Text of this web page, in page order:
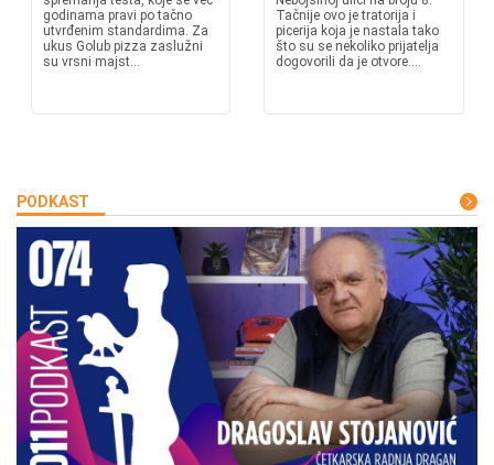
godinama pravi po tačno
utvrđenim standardima. Za
ukus Golub pizza zaslužni
su vrsni majst...
Tačnije ovo je tratorija i
picerija koja je nastala tako
što su se nekoliko prijatelja
dogovorili da je otvore....
PODKAST